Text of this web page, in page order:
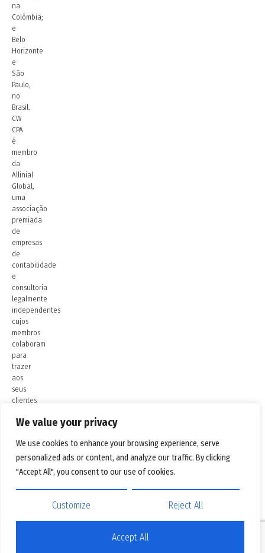
We value your privacy
We use cookies to enhance your browsing experience, serve
personalized ads or content, and analyze our traffic. By clicking
"Accept All", you consent to our use of cookies.
Customize Reject All
Accept All
na
Colômbia;
e
Belo
Horizonte
e
São
Paulo,
no
Brasil.
CW
CPA
é
membro
da
Allinial
Global,
uma
associação
premiada
de
empresas
de
contabilidade
e
consultoria
legalmente
independentes
cujos
membros
colaboram
para
trazer
aos
seus
clientes
melhores
da
sua
classe.